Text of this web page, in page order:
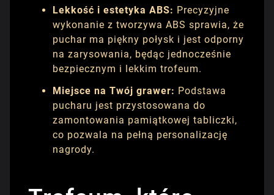
Lekkość i estetyka ABS: Precyzyjne
wykonanie z tworzywa ABS sprawia, że
puchar ma piękny połysk i jest odporny
na zarysowania, będąc jednocześnie
bezpiecznym i lekkim trofeum.
Miejsce na Twój grawer: Podstawa
pucharu jest przystosowana do
zamontowania pamiątkowej tabliczki,
co pozwala na pełną personalizację
nagrody.